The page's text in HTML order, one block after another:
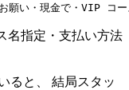
名指定・支払い方法
ると、 結局スタッ